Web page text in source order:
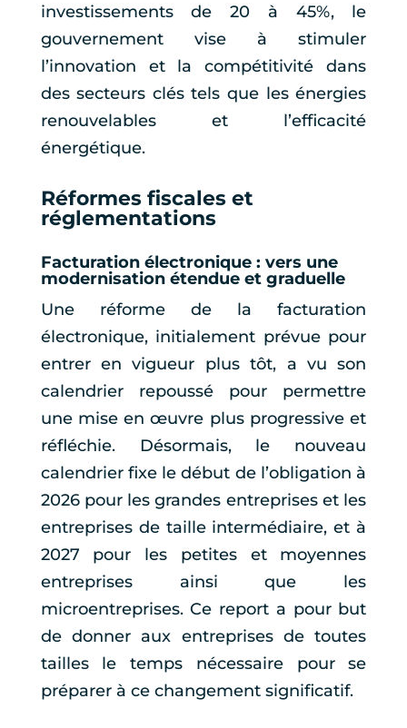
investissements de 20 à 45%, le
gouvernement vise à stimuler
l’innovation et la compétitivité dans
des secteurs clés tels que les énergies
renouvelables et l’efficacité
énergétique.
Réformes fiscales et
réglementations
Facturation électronique : vers une
modernisation étendue et graduelle
Une réforme de la facturation
électronique, initialement prévue pour
entrer en vigueur plus tôt, a vu son
calendrier repoussé pour permettre
une mise en œuvre plus progressive et
réfléchie. Désormais, le nouveau
calendrier fixe le début de l’obligation à
2026 pour les grandes entreprises et les
entreprises de taille intermédiaire, et à
2027 pour les petites et moyennes
entreprises ainsi que les
microentreprises. Ce report a pour but
de donner aux entreprises de toutes
tailles le temps nécessaire pour se
préparer à ce changement significatif.